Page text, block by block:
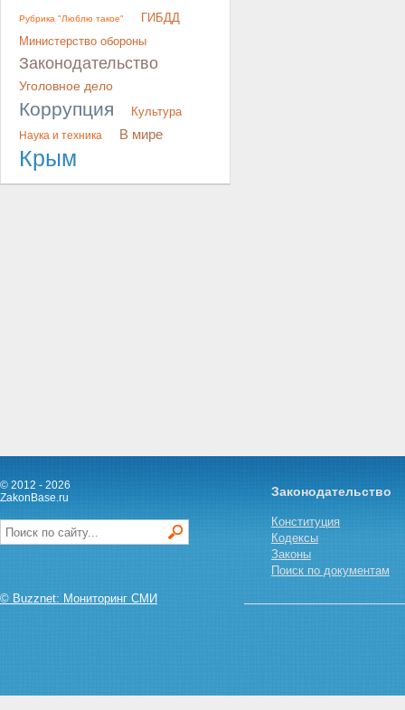
Рубрика "Люблю такое"
ГИБДД
Министерство обороны
Законодательство
Уголовное дело
Коррупция Культура
Наука и техника В мире
Крым
© 2012 - 2026
ZakonBase.ru
© Buzznet: Мониторинг СМИ
Законодательство
Конституция
Кодексы
Законы
Поиск по документам